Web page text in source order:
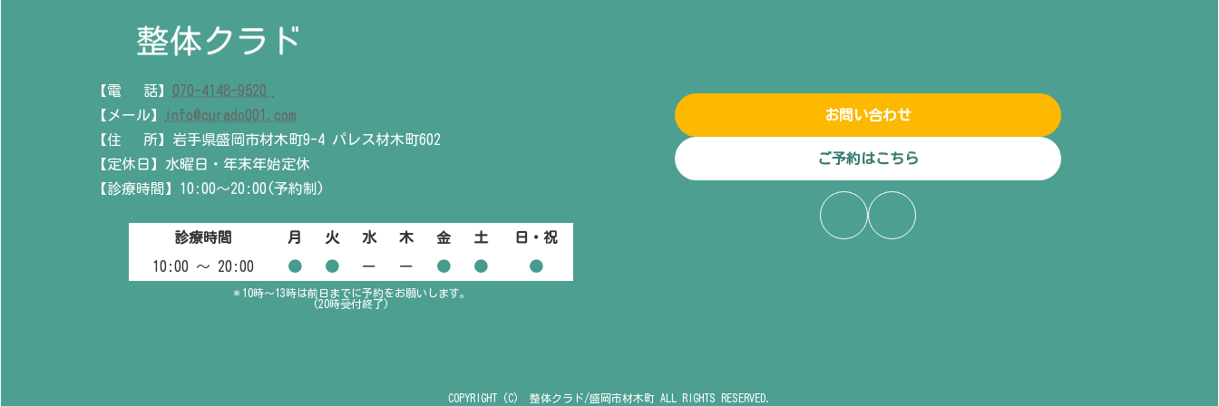
【電 話】 070-4148-9520
【メール】
info@curado001.com
【住 所】岩手県盛岡市材木町9-4 パレス材木町602
【定休日】水曜日・年末年始定休
【診療時間】10:00～20:00(予約制)
診療時間 月 火 水 木 金 土
日・祝
10:00 〜 20:00
● ● ー ー ● ● ●
＊10時～13時は前日までに予約をお願いします。
(20時受付終了)
お問い合わせ
ご予約はこちら
ア
イ
コ
ン
ア
イ
コ
ン
COPYRIGHT (C) 整体クラド/盛岡市材木町 ALL RIGHTS RESERVED.